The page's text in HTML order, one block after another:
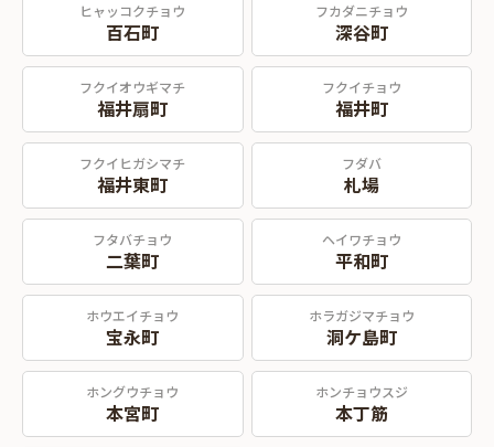
ヒャッコクチョウ
百石町
フカダニチョウ
深谷町
フクイオウギマチ
福井扇町
フクイチョウ
福井町
フクイヒガシマチ
福井東町
フダバ
札場
フタバチョウ
二葉町
ヘイワチョウ
平和町
ホウエイチョウ
宝永町
ホラガジマチョウ
洞ケ島町
ホングウチョウ
本宮町
ホンチョウスジ
本丁筋